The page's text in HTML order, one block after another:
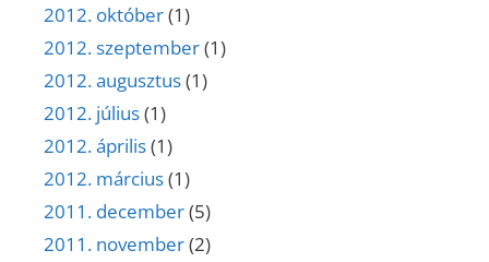
2012. október(1)
2012. szeptember(1)
2012. augusztus(1)
2012. július(1)
2012. április(1)
2012. március(1)
2011. december(5)
2011. november(2)